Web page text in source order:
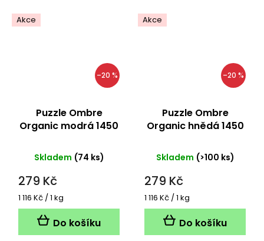
Akce
–20 %
Puzzle Ombre
Organic modrá 1450
Skladem (74 ks)
279 Kč
Měrná
cena:
1 116 Kč / 1 kg
Do košíku
Akce
–20 %
Puzzle Ombre
Organic hnědá 1450
Skladem (>100 ks)
279 Kč
Měrná
cena:
1 116 Kč / 1 kg
Do košíku